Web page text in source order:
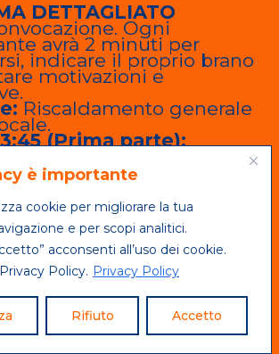
è importante
cookie per migliorare la tua
e per scopi analitici.
acconsenti all’uso dei cookie.
Policy. Privacy Policy
Rifiuto Accetto
DETTAGLIATO
Ogni
avrà 2 minuti per
indicare il proprio brano
motivazioni e
Riscaldamento generale
(Prima parte):
in 4 gruppi da 3 candidati.
sarà ascoltato per 18
da 6 minuti di
e riflessioni con gli uditori.
Coffee Break.
Pausa pranzo (Pranzo al
consumare insieme nel
Ulteriori indicazioni,
gli studenti e
dello spettacolo.
Pausa.
Colloquio di